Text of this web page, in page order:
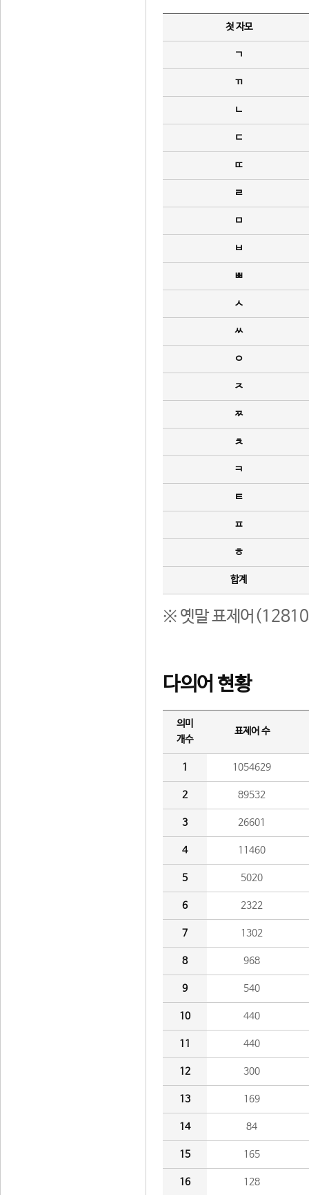
첫 자모
ㄱ
ㄲ
ㄴ
ㄷ
ㄸ
ㄹ
ㅁ
ㅂ
ㅃ
ㅅ
ㅆ
ㅇ
ㅈ
ㅉ
ㅊ
ㅋ
ㅌ
ㅍ
ㅎ
합계
※ 옛말 표제어(12810
다의어 현황
의미
개수
표제어 수
1 1054629
2 89532
3 26601
4 11460
5 5020
6 2322
7 1302
8 968
9 540
10 440
11 440
12 300
13 169
14 84
15 165
16 128